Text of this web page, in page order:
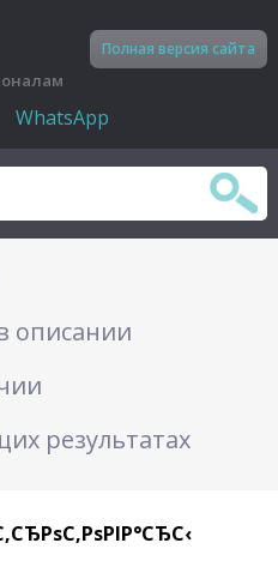
Полная версия сайта
WhatsApp
описании
результатах